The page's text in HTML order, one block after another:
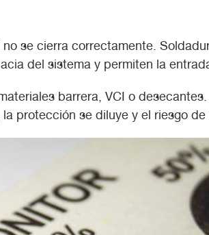
se cierra correctamente.
del sistema y permiten la
barrera, VCI o
protección se diluye y el riesgo